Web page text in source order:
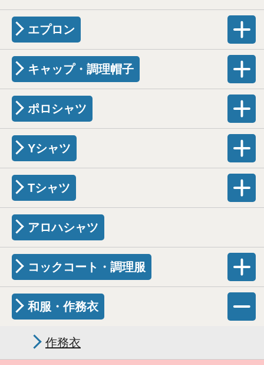
エプロン
キャップ・調理帽子
ポロシャツ
Yシャツ
Tシャツ
アロハシャツ
コックコート・調理服
和服・作務衣
作務衣